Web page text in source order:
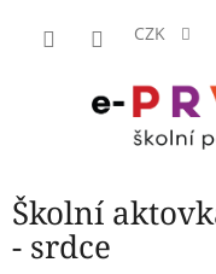
CZK
Školní
- srdce